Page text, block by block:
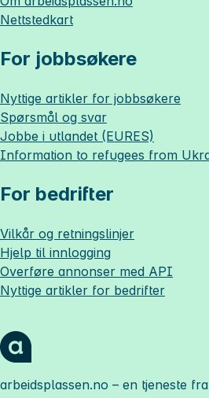
Nettstedkart
For jobbsøkere
Nyttige artikler for jobbsøkere
Spørsmål og svar
Jobbe i utlandet (EURES)
Information to refugees from
For bedrifter
Vilkår og retningslinjer
Hjelp til innlogging
Overføre annonser med API
Nyttige artikler for bedrifter
arbeidsplassen.no – en tjeneste